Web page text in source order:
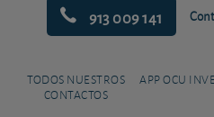
913 009 141
TODOS NUESTROS
CONTACTOS
APP OCU